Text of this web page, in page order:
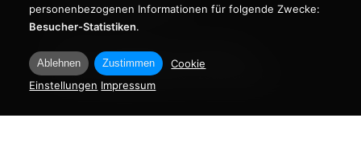
Fax: 0261 / 1 33 43 060
Internet:dachdecker-zeuzheim.de
E-Mail: info@dachdecker-zeuzheim.de
personenbezogenen Informationen für folgende Zwecke:
Besucher-Statistiken.
Ablehnen Zustimmen
Cookie
Einstellungen Impressum